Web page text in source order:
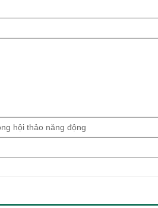
hội thảo năng động